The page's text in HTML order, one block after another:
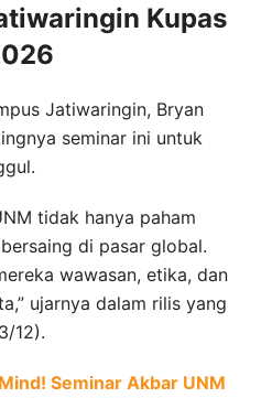
Kupas
Jatiwaringin, Bryan
seminar ini untuk
tidak hanya paham
di pasar global.
wawasan, etika, dan
ujarnya dalam rilis yang
12).
Seminar Akbar UNM